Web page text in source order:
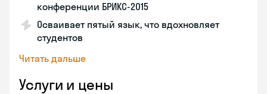
конференции БРИКС-2015
Осваивает пятый язык, что вдохновляет
студентов
Читать дальше
Услуги и цены